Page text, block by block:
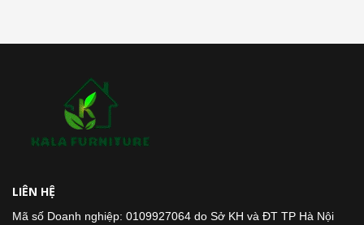
LIÊN HỆ
Mã số Doanh nghiệp: 0109927064 do Sở KH và ĐT TP Hà Nội